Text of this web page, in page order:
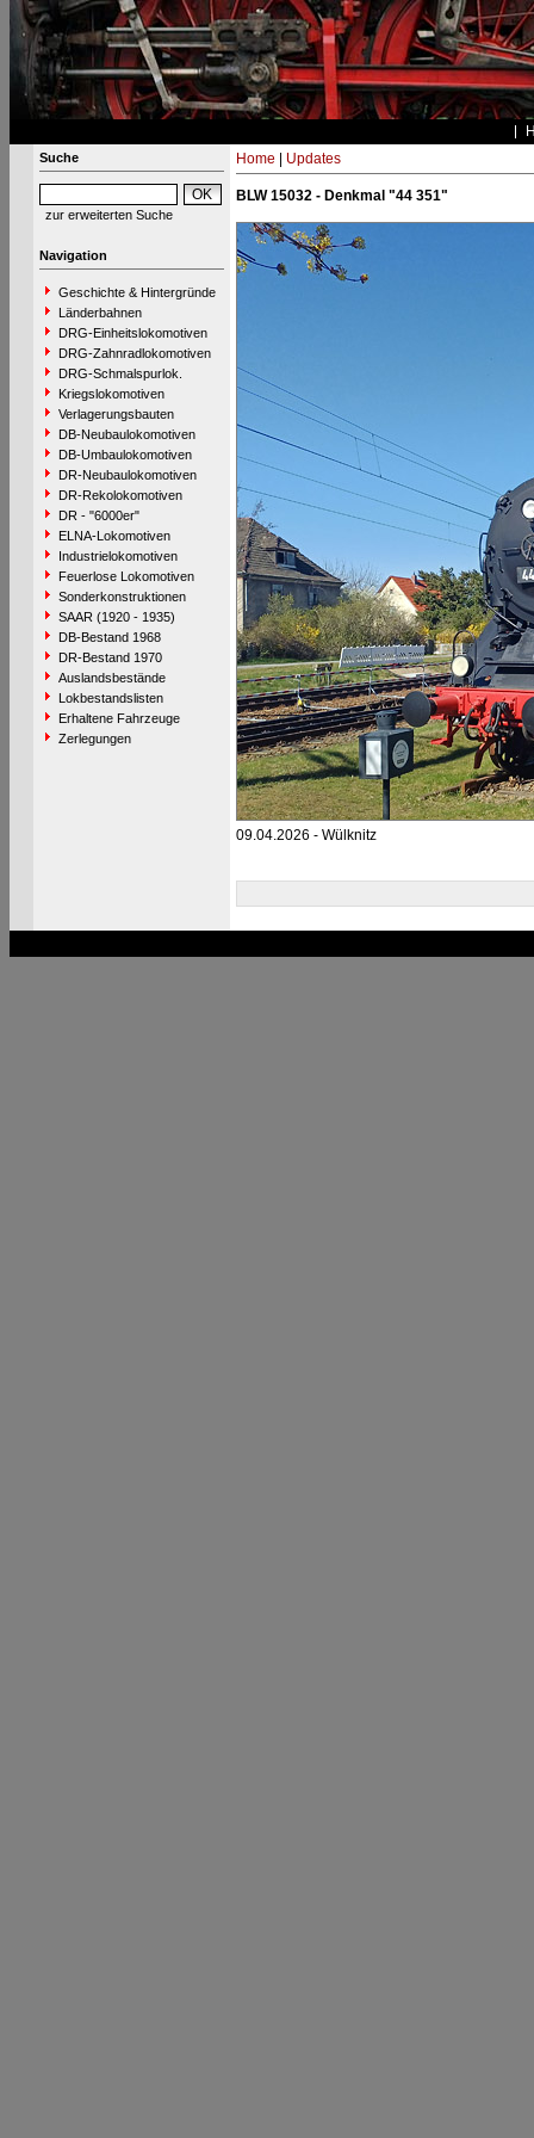
Suche
zur erweiterten Suche
Navigation
Geschichte & Hintergründe
Länderbahnen
DRG-Einheitslokomotiven
DRG-Zahnradlokomotiven
DRG-Schmalspurlok.
Kriegslokomotiven
Verlagerungsbauten
DB-Neubaulokomotiven
DB-Umbaulokomotiven
DR-Neubaulokomotiven
DR-Rekolokomotiven
DR - "6000er"
ELNA-Lokomotiven
Industrielokomotiven
Feuerlose Lokomotiven
Sonderkonstruktionen
SAAR (1920 - 1935)
DB-Bestand 1968
DR-Bestand 1970
Auslandsbestände
Lokbestandslisten
Erhaltene Fahrzeuge
Zerlegungen
Home Updates
BLW 15032 - Denkmal "44 351"
09.04.2026 - Wülknitz